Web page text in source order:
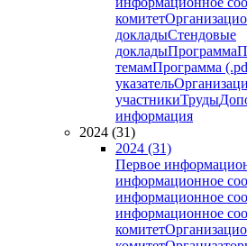
комитет
докладыСтендовые
докладыПрограмма
темамПрограмма
указатель
участникиТруды
информация
2024 (31)
2024 (31)
Первое
информационное
информационное
информационное
комитет